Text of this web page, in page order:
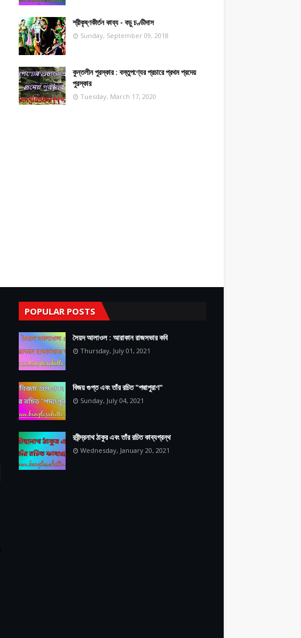
শ্রীকৃষ্ণকীর্তন কাব্য - বড়ু চণ্ডীদাস
Sunday, September 09, 2018
কুন্তলীন পুরস্কার : বস্তুপণ্যের প্রচারে প্রথম প্রদেয়
পুরস্কার
Tuesday, March 17, 2020
POPULAR POSTS
সৈয়দ আলাওল : আরাকান রাজসভার কবি
Thursday, July 01, 2021
বিজয় গুপ্ত এবং তাঁর রচিত "পদ্মাপুরাণ"
Sunday, July 04, 2021
রবীন্দ্রনাথ ঠাকুর এবং তাঁর রচিত কাব্যগ্রন্থ
Wednesday, January 20, 2021